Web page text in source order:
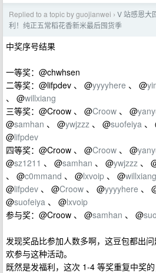
Replied to a topic by guojianwei › V 站感恩大
利！纯正五常稻花香新米最后囤货季
中奖序号结果
一等奖：@chwhsen
二等奖：@lifpdev 、 @yyyyhere 、 @
、 @willxiang
三等奖：@Croow 、 @Croow 、 @
@samhan 、 @ywjzzz 、 @suofeiya 、
@lifpdev
四等奖：@Croow 、 @Croow 、 @
@sz1211 、 @samhan 、 @ywjzzz 、
、 @c0mmand 、 @lxvoip 、 @willxiang
@lifpdev 、 @Croow 、 @yyyyhere 、
@suofeiya 、 @lxvoip
参与奖：@Croow 、 @samhan 、 @
发现奖品比参加人数多啊，这豆包都出
欢参与这种活动。
既然是发福利，这次 1-4 等奖重复中奖